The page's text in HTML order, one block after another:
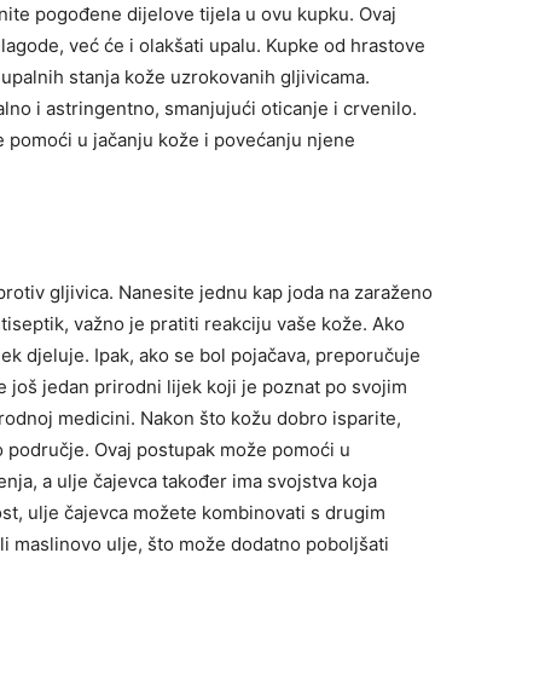
pogođene dijelove tijela u ovu kupku. Ovaj
već će i olakšati upalu. Kupke od hrastove
stanja kože uzrokovanih gljivicama.
i astringentno, smanjujući oticanje i crvenilo.
u jačanju kože i povećanju njene
gljivica. Nanesite jednu kap joda na zaraženo
važno je pratiti reakciju vaše kože. Ako
djeluje. Ipak, ako se bol pojačava, preporučuje
još jedan prirodni lijek koji je poznat po svojim
medicini. Nakon što kožu dobro isparite,
područje. Ovaj postupak može pomoći u
a ulje čajevca također ima svojstva koja
ulje čajevca možete kombinovati s drugim
maslinovo ulje, što može dodatno poboljšati